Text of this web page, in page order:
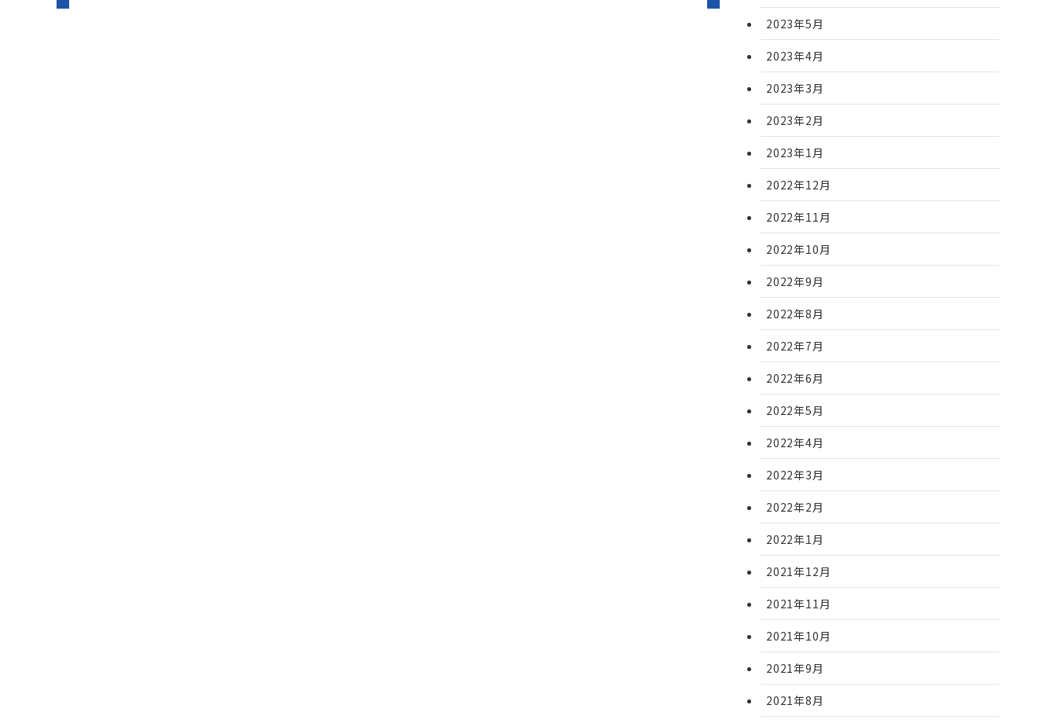
2023年5月
2023年4月
2023年3月
2023年2月
2023年1月
2022年12月
2022年11月
2022年10月
2022年9月
2022年8月
2022年7月
2022年6月
2022年5月
2022年4月
2022年3月
2022年2月
2022年1月
2021年12月
2021年11月
2021年10月
2021年9月
2021年8月